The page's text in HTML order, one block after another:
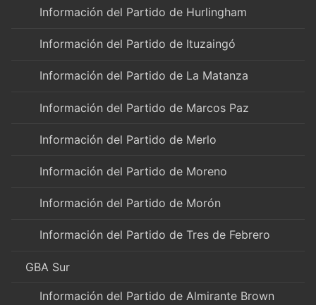
Información del Partido de Hurlingham
Información del Partido de Ituzaingó
Información del Partido de La Matanza
Información del Partido de Marcos Paz
Información del Partido de Merlo
Información del Partido de Moreno
Información del Partido de Morón
Información del Partido de Tres de Febrero
GBA Sur
Información del Partido de Almirante Brown